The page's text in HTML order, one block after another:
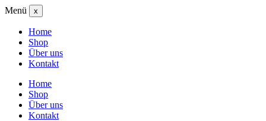
Menü x
Home
Shop
Über uns
Kontakt
Home
Shop
Über uns
Kontakt